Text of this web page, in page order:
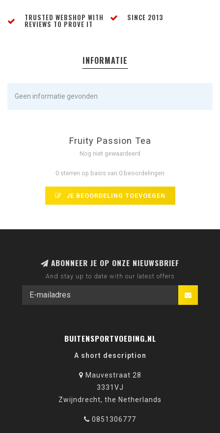
TRUSTED WEBSHOP WITH
REVIEWS TO PROVE IT
SINCE 2013
INFORMATIE
Geen informatie gevonden
Fruity Passion Tea
Nog niet gewaardeerd
0 sterren op basis van 0 beoordelingen
JE BEOORDELING TOEVOEGEN
ABONNEER JE OP ONZE NIEUWSBRIEF
And stay up to date with our latest offers
BUITENSPORTVOEDING.NL
A short description
Mauvestraat 28
3331VJ
Zwijndrecht, the Netherlands
0851306777